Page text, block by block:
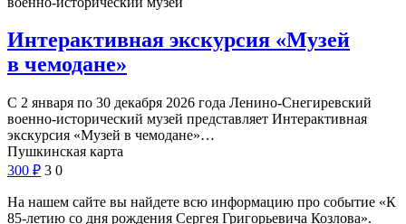
Интерактивная экскурсия «Музей
в чемодане»
С 2 января по 30 декабря 2026 года Ленино-Снегиревский
военно-исторический музей представляет Интерактивная
экскурсия «Музей в чемодане»…
Пушкинская карта
300 ₽ 3 0
На нашем сайте вы найдете всю информацию про событие «К
85-летию со дня рождения Сергея Григорьевича Козлова».